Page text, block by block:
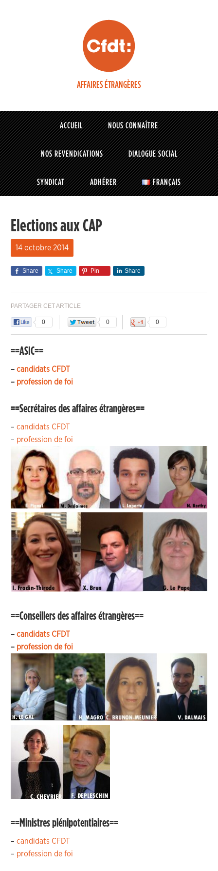
AFFAIRES ÉTRANGÈRES
ACCUEIL NOUS CONNAÎTRE
NOS REVENDICATIONS DIALOGUE SOCIAL
SYNDICAT ADHÉRER FRANÇAIS
Elections aux CAP
14 octobre 2014
Share Share Pin Share
PARTAGER CET ARTICLE
0 0 0
==ASIC==
–candidats CFDT
– profession de foi
==Secrétaires des affaires étrangères==
–candidats CFDT
– profession de foi
==Conseillers des affaires étrangères==
–candidats CFDT
– profession de foi
==Ministres plénipotentiaires==
–candidats CFDT
– profession de foi